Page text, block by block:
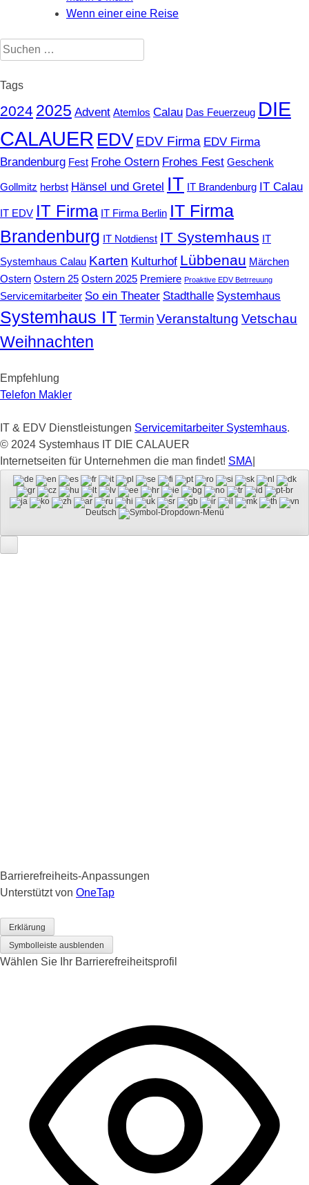
Wenn einer eine Reise
Suchen
nach:
Tags
2024 2025 Advent Atemlos Calau Das Feuerzeug DIE
CALAUER EDV EDV Firma EDV Firma
Brandenburg Fest Frohe Ostern Frohes Fest Geschenk
Gollmitz herbst Hänsel und Gretel IT IT Brandenburg IT Calau
IT EDV IT Firma IT Firma Berlin IT Firma
Brandenburg IT Notdienst IT Systemhaus IT
Systemhaus Calau Karten Kulturhof Lübbenau Märchen
Ostern Ostern 25 Ostern 2025 Premiere Proaktive EDV Betrreuung
Servicemitarbeiter So ein Theater Stadthalle Systemhaus
Systemhaus IT Termin Veranstaltung Vetschau
Weihnachten
Empfehlung
Telefon Makler
IT & EDV Dienstleistungen Servicemitarbeiter Systemhaus.
© 2024 Systemhaus IT DIE CALAUER
Internetseiten für Unternehmen die man findet! SMA
Deutsch
Barrierefreiheits-Anpassungen
Unterstützt von OneTap
Erklärung
Symbolleiste ausblenden
Wählen Sie Ihr Barrierefreiheitsprofil